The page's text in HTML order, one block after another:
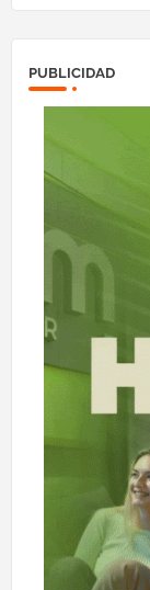
PUBLICIDAD